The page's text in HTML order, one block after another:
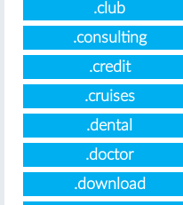
.club
.consulting
.credit
.cruises
.dental
.doctor
.download